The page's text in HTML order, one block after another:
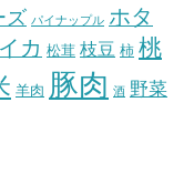
ズ パイナップル ホタ
カ 松茸 枝豆 柿 桃
羊肉 豚肉 酒 野菜